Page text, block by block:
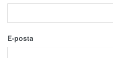
E-posta